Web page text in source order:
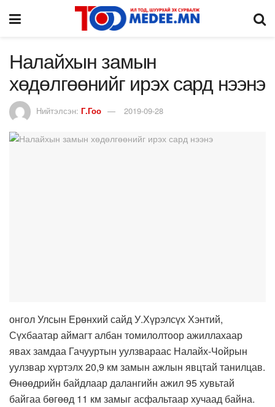
Налайхын замын
хөдөлгөөнийг ирэх сард нээнэ
Нийтэлсэн: Г.Гоо 2019-09-28
онгол Улсын Ерөнхий сайд У.Хүрэлсүх Хэнтий,
Сүхбаатар аймагт албан томилолтоор ажиллахаар
явах замдаа Гачууртын уулзвараас Налайх-Чойрын
уулзвар хүртэлх 20,9 км замын ажлын явцтай танилцав.
Өнөөдрийн байдлаар далангийн ажил 95 хувьтай
байгаа бөгөөд 11 км замыг асфальтаар хучаад байна.